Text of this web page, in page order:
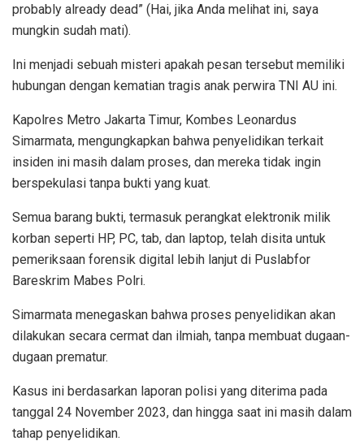
probably already dead” (Hai, jika Anda melihat ini, saya
mungkin sudah mati).
Ini menjadi sebuah misteri apakah pesan tersebut memiliki
hubungan dengan kematian tragis anak perwira TNI AU ini.
Kapolres Metro Jakarta Timur, Kombes Leonardus
Simarmata, mengungkapkan bahwa penyelidikan terkait
insiden ini masih dalam proses, dan mereka tidak ingin
berspekulasi tanpa bukti yang kuat.
Semua barang bukti, termasuk perangkat elektronik milik
korban seperti HP, PC, tab, dan laptop, telah disita untuk
pemeriksaan forensik digital lebih lanjut di Puslabfor
Bareskrim Mabes Polri.
Simarmata menegaskan bahwa proses penyelidikan akan
dilakukan secara cermat dan ilmiah, tanpa membuat dugaan-
dugaan prematur.
Kasus ini berdasarkan laporan polisi yang diterima pada
tanggal 24 November 2023, dan hingga saat ini masih dalam
tahap penyelidikan.